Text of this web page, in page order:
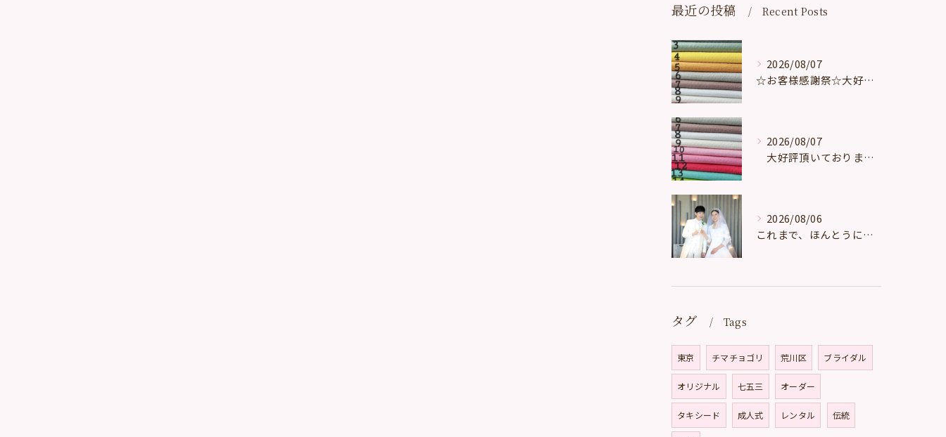
最近の投稿 Recent Posts
2026/08/07
☆お客様感謝祭☆大好評頂いております。
2026/08/07
大好評頂いております。
2026/08/06
これまで、ほんとうに多くの、たくさんの、数え切れないほどのお...
タグ Tags
東京 チマチョゴリ 荒川区 ブライダル
オリジナル 七五三 オーダー
タキシード 成人式 レンタル 伝統